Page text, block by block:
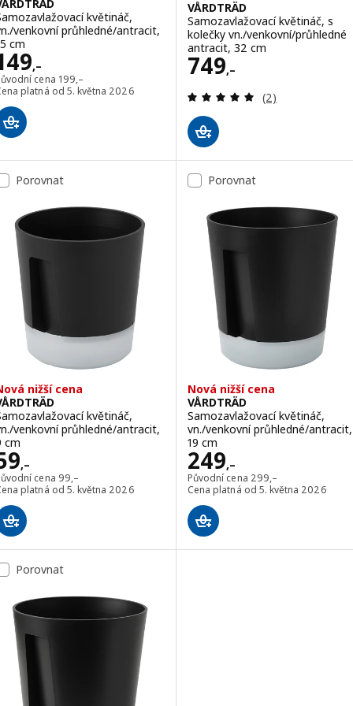
květináč,
venkovní průhledné/antracit,
cm
,– 149,–
cena 199,–
Původní cena 199,–
platná od 5. května 2026
VÅRDTRÄD
Samozavlažovací květináč, s
kolečky vn./venkovní/průhledné
antracit, 32 cm
749,–
Cena 749,–
Recenze: 5 z 5
(2)
Porovnat
nižší cena
květináč,
venkovní průhledné/antracit,
cm
,– 59,–
cena 99,–
Původní cena 99,–
platná od 5. května 2026
Porovnat
Nová nižší cena
VÅRDTRÄD
Samozavlažovací květináč,
vn./venkovní průhledné/antracit,
19 cm
249,–
Cena 249,–
Původní cena 299,–
Původní cena 299,–
Cena platná od 5. května 2026
Porovnat